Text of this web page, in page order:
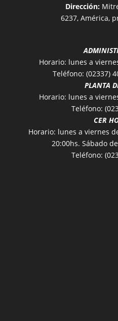
Dirección:
6237, América,
Horario: lunes a
Teléfono: (02337)
PLANTA
Horario: lunes a
Teléfono:
CER
Horario: lunes a viernes
20:00hs. Sábado
Teléfono: